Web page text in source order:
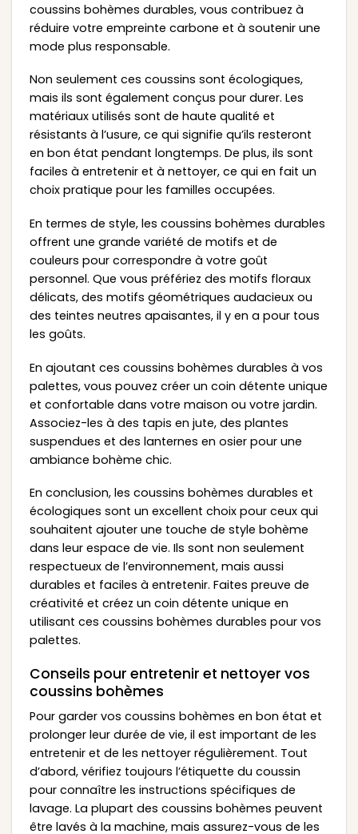
coussins bohèmes durables, vous contribuez à
réduire votre empreinte carbone et à soutenir une
mode plus responsable.
Non seulement ces coussins sont écologiques,
mais ils sont également conçus pour durer. Les
matériaux utilisés sont de haute qualité et
résistants à l’usure, ce qui signifie qu’ils resteront
en bon état pendant longtemps. De plus, ils sont
faciles à entretenir et à nettoyer, ce qui en fait un
choix pratique pour les familles occupées.
En termes de style, les coussins bohèmes durables
offrent une grande variété de motifs et de
couleurs pour correspondre à votre goût
personnel. Que vous préfériez des motifs floraux
délicats, des motifs géométriques audacieux ou
des teintes neutres apaisantes, il y en a pour tous
les goûts.
En ajoutant ces coussins bohèmes durables à vos
palettes, vous pouvez créer un coin détente unique
et confortable dans votre maison ou votre jardin.
Associez-les à des tapis en jute, des plantes
suspendues et des lanternes en osier pour une
ambiance bohème chic.
En conclusion, les coussins bohèmes durables et
écologiques sont un excellent choix pour ceux qui
souhaitent ajouter une touche de style bohème
dans leur espace de vie. Ils sont non seulement
respectueux de l’environnement, mais aussi
durables et faciles à entretenir. Faites preuve de
créativité et créez un coin détente unique en
utilisant ces coussins bohèmes durables pour vos
palettes.
Conseils pour entretenir et nettoyer vos
coussins bohèmes
Pour garder vos coussins bohèmes en bon état et
prolonger leur durée de vie, il est important de les
entretenir et de les nettoyer régulièrement. Tout
d’abord, vérifiez toujours l’étiquette du coussin
pour connaître les instructions spécifiques de
lavage. La plupart des coussins bohèmes peuvent
être lavés à la machine, mais assurez-vous de les